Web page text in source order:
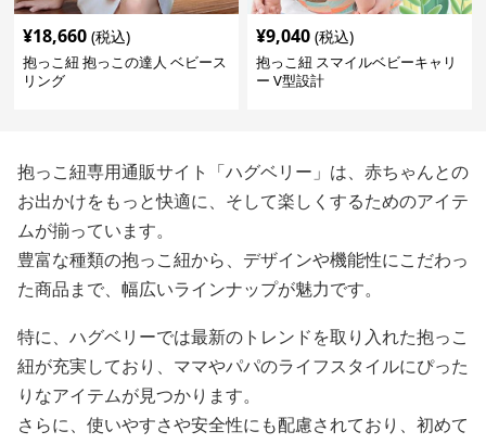
¥18,660 (税込)
抱っこ紐 抱っこの達人 ベビース
リング
¥9,040 (税込)
抱っこ紐 スマイルベビーキャリ
ー V型設計
抱っこ紐専用通販サイト「ハグベリー」は、赤ちゃんとの
お出かけをもっと快適に、そして楽しくするためのアイテ
ムが揃っています。
豊富な種類の抱っこ紐から、デザインや機能性にこだわっ
た商品まで、幅広いラインナップが魅力です。
特に、ハグベリーでは最新のトレンドを取り入れた抱っこ
紐が充実しており、ママやパパのライフスタイルにぴった
りなアイテムが見つかります。
さらに、使いやすさや安全性にも配慮されており、初めて